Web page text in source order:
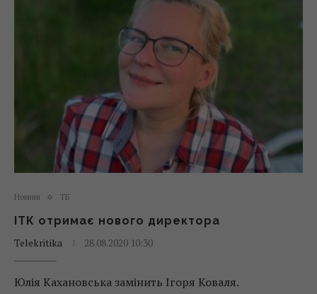
Новини ТБ
ІТК отримає нового директора
Telekritika
28.08.2020 10:30
Юлія Кахановська замінить Ігоря Коваля.